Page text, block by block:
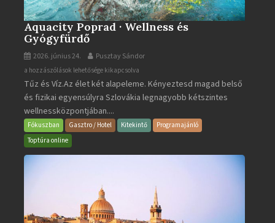
Aquacity Poprad · Wellness és
Gyógyfürdő
2026. június 24. Pusztay Sándor
Aquacity
Poprad
·
Wellness
és
Gyógyfürdő
a hozzászólások lehetősége kikapcsolva
Tűz és Víz.Az élet két alapeleme. Kényeztesd magad belső
és fizikai egyensúlyra Szlovákia legnagyobb kétszintes
wellnessközpontjában....
Fókuszban Gasztro / Hotel Kitekintő
Programajánló
Toptúra online